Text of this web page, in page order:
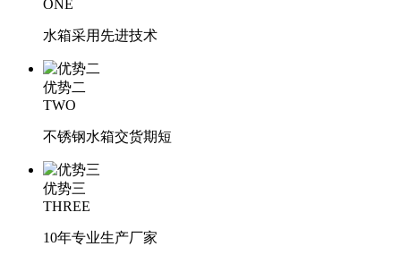
ONE
水箱采用先进技术
优势二
TWO
不锈钢水箱交货期短
优势三
THREE
10年专业生产厂家